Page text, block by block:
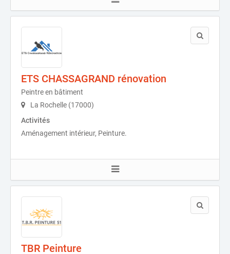
ETS CHASSAGRAND rénovation
Peintre en bâtiment
La Rochelle (17000)
Activités
Aménagement intérieur, Peinture.
TBR Peinture